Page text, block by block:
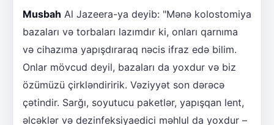
Musbah Al Jazeera-ya deyib: "Mənə kolostomiya
bazaları və torbaları lazımdır ki, onları qarnıma
və cihazıma yapışdıraraq nəcis ifraz edə bilim.
Onlar mövcud deyil, bazaları da yoxdur və biz
özümüzü çirkləndiririk. Vəziyyət son dərəcə
çətindir. Sarğı, soyutucu paketlər, yapışqan lent,
əlcəklər və dezinfeksiyaedici məhlul da yoxdur –